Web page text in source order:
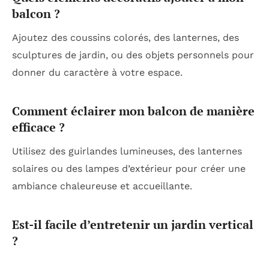
balcon ?
Ajoutez des coussins colorés, des lanternes, des
sculptures de jardin, ou des objets personnels pour
donner du caractère à votre espace.
Comment éclairer mon balcon de manière
efficace ?
Utilisez des guirlandes lumineuses, des lanternes
solaires ou des lampes d’extérieur pour créer une
ambiance chaleureuse et accueillante.
Est-il facile d’entretenir un jardin vertical
?